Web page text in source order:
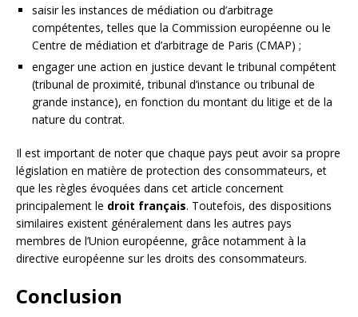
saisir les instances de médiation ou d’arbitrage
compétentes, telles que la Commission européenne ou le
Centre de médiation et d’arbitrage de Paris (CMAP) ;
engager une action en justice devant le tribunal compétent
(tribunal de proximité, tribunal d’instance ou tribunal de
grande instance), en fonction du montant du litige et de la
nature du contrat.
Il est important de noter que chaque pays peut avoir sa propre
législation en matière de protection des consommateurs, et
que les règles évoquées dans cet article concernent
principalement le droit français. Toutefois, des dispositions
similaires existent généralement dans les autres pays
membres de l’Union européenne, grâce notamment à la
directive européenne sur les droits des consommateurs.
Conclusion